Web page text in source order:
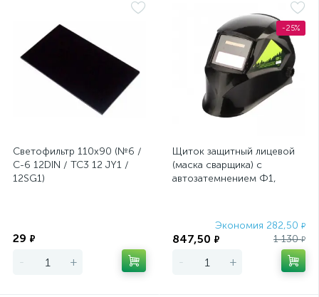
Светофильтр 110х90 (№6 /
С-6 12DIN / ТС3 12 JY1 /
12SG1)
29 ₽
- +
-25%
Щиток защитный лицевой
(маска сварщика) с
автозатемнением Ф1,
Экономия 282,50 ₽
847,50 ₽ 1 130₽
- +